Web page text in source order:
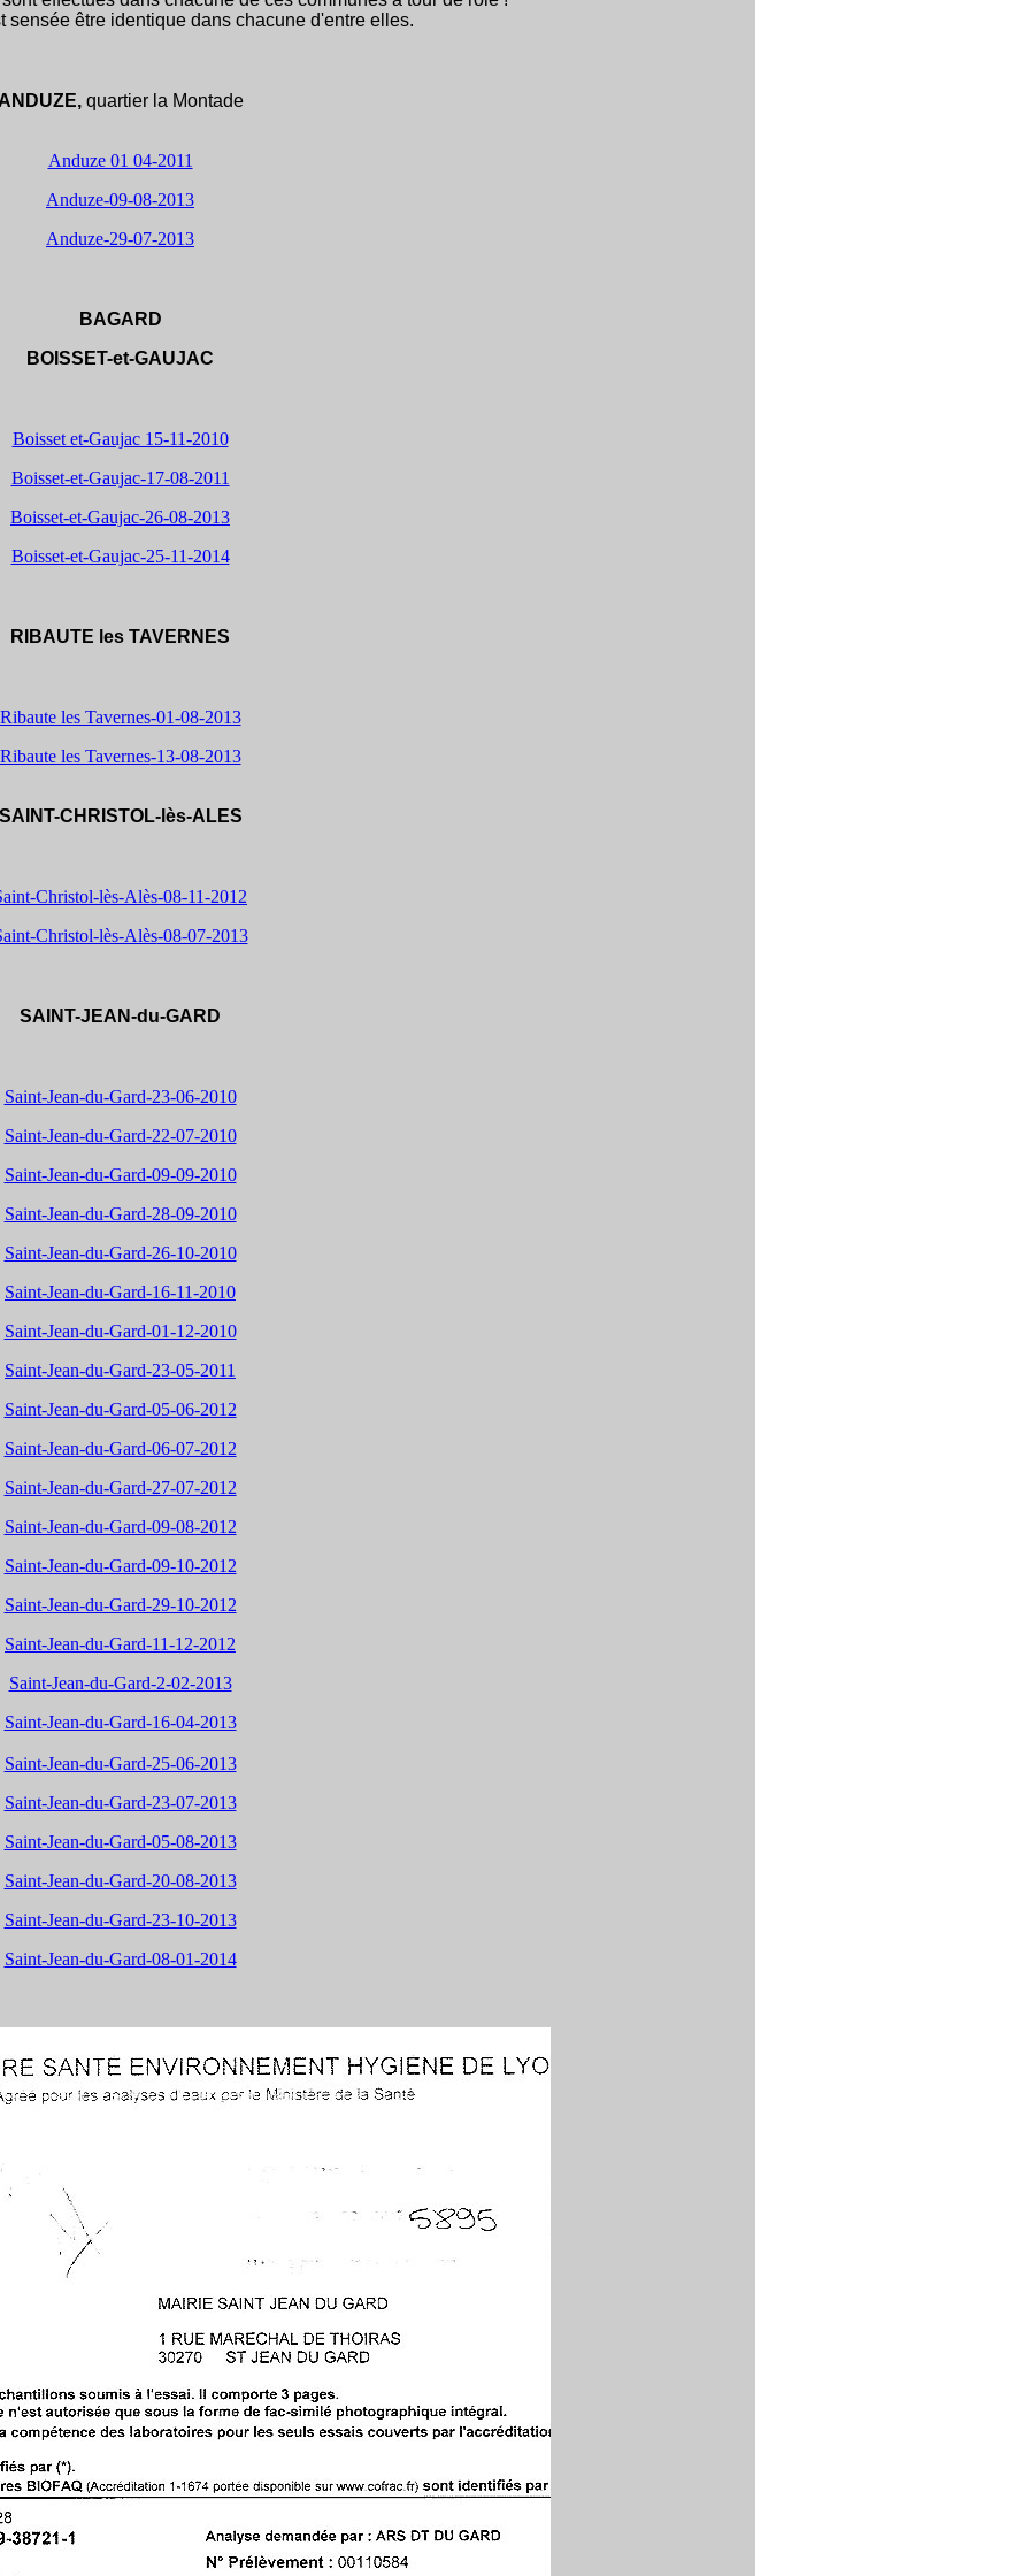
sensée être identique dans chacune d'entre elles.
quartier la Montade
Anduze 01 04-2011
Anduze-09-08-2013
Anduze-29-07-2013
BAGARD
BOISSET-et-GAUJAC
Boisset et-Gaujac 15-11-2010
Boisset-et-Gaujac-17-08-2011
Boisset-et-Gaujac-26-08-2013
Boisset-et-Gaujac-25-11-2014
RIBAUTE les TAVERNES
Ribaute les Tavernes-01-08-2013
Ribaute les Tavernes-13-08-2013
CHRISTOL-lès-ALES
Christol-lès-Alès-08-11-2012
Christol-lès-Alès-08-07-2013
SAINT-JEAN-du-GARD
Saint-Jean-du-Gard-23-06-2010
Saint-Jean-du-Gard-22-07-2010
Saint-Jean-du-Gard-09-09-2010
Saint-Jean-du-Gard-28-09-2010
Saint-Jean-du-Gard-26-10-2010
Saint-Jean-du-Gard-16-11-2010
Saint-Jean-du-Gard-01-12-2010
Saint-Jean-du-Gard-23-05-2011
Saint-Jean-du-Gard-05-06-2012
Saint-Jean-du-Gard-06-07-2012
Saint-Jean-du-Gard-27-07-2012
Saint-Jean-du-Gard-09-08-2012
Saint-Jean-du-Gard-09-10-2012
Saint-Jean-du-Gard-29-10-2012
Saint-Jean-du-Gard-11-12-2012
Saint-Jean-du-Gard-2-02-2013
Saint-Jean-du-Gard-16-04-2013
Saint-Jean-du-Gard-25-06-2013
Saint-Jean-du-Gard-23-07-2013
Saint-Jean-du-Gard-05-08-2013
Saint-Jean-du-Gard-20-08-2013
Saint-Jean-du-Gard-23-10-2013
Saint-Jean-du-Gard-08-01-2014